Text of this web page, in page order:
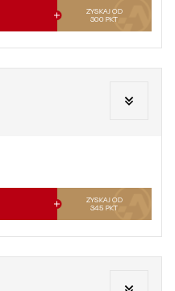
ZYSKAJ OD
300 PKT
ZYSKAJ OD
345 PKT